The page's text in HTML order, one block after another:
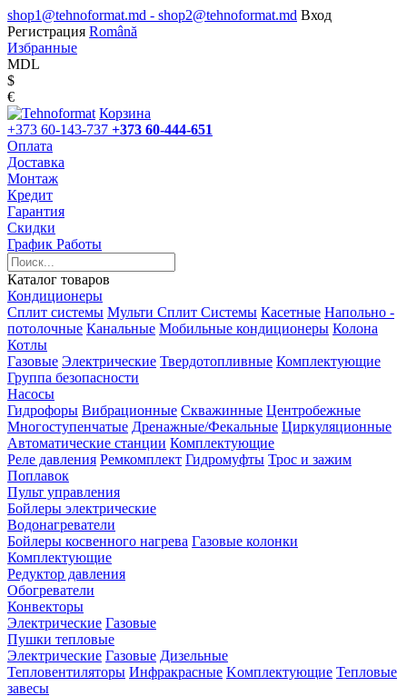
shop1@tehnoformat.md - shop2@tehnoformat.md Вход
Регистрация Română
Избранные
MDL
$
€
Корзина
+373 60-143-737 +373 60-444-651
Оплата
Доставка
Монтаж
Кредит
Гарантия
Скидки
График Работы
Каталог товаров
Кондиционеры
Сплит системы Мульти Сплит Системы Касетные Напольно -
потолочные Канальные Мобильные кондиционеры Колона
Котлы
Газовые Электрические Твердотопливные Комплектующие
Группа безопасности
Насосы
Гидрофоры Вибрационные Скважинные Центробежные
Многоступенчатые Дренажные/Фекальные Циркуляционные
Автоматические станции Комплектующие
Реле давления Ремкомплект Гидромуфты Трос и зажим
Поплавок
Пульт управления
Бойлеры электрические
Водонагреватели
Бойлеры косвенного нагрева Газовые колонки
Комплектующие
Редуктор давления
Обогреватели
Конвекторы
Электрические Газовые
Пушки тепловые
Электрические Газовые Дизельные
Тепловентиляторы Инфракрасные Kомплектующие Тепловые
завесы